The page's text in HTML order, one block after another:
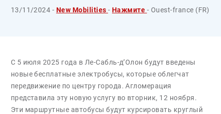
13/11/2024 - New Mobilities-Нажмите - Ouest-france (FR)
С 5 июля 2025 года в Ле-Сабль-д’Олон будут введены
новые бесплатные электробусы, которые облегчат
передвижение по центру города. Агломерация
представила эту новую услугу во вторник, 12 ноября.
Эти маршрутные автобусы будут курсировать круглый